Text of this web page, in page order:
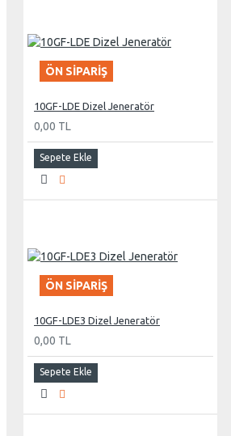
ÖN SIPARIŞ
10GF-LDE Dizel Jeneratör
0,00 TL
Sepete Ekle
ÖN SIPARIŞ
10GF-LDE3 Dizel Jeneratör
0,00 TL
Sepete Ekle